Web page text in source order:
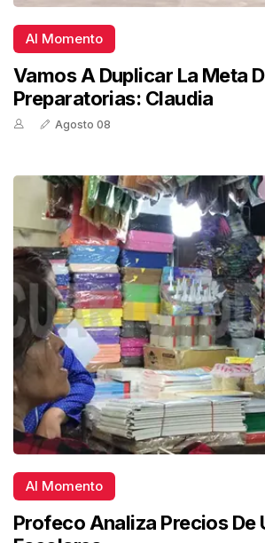
Al Momento
Vamos A Duplicar La Meta
Preparatorias: Claudia
Agosto 08
Al Momento
Profeco Analiza Precios De